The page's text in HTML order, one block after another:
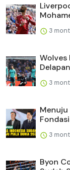
3
Wolves
3
Menuju
3
Byon